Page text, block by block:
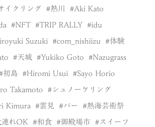
イクリング 熱川 Aki Kato
NFT TRIP RALLY idu
Suzuki com_nishiizu 体験
天城 Yukiko Goto Nazugrass
初島 Hiromi Usui Sayo Horio
Takamoto シュノーケリング
Kimura 雲見 バー 熱海芸術祭
連れOK 和食 御殿場市 スイーツ